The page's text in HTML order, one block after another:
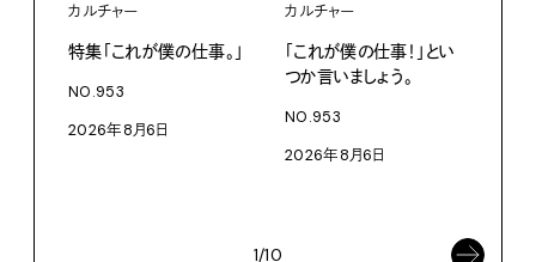
カルチャー
特集「これが僕の仕事。」
NO.953
2026年8月6日
カルチャー
「これが僕の仕事！」とい
つか言いましょう。
NO.953
2026年8月6日
1/10